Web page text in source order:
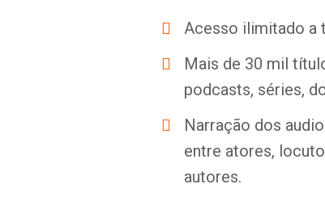
Acesso ilimitado a
Mais de 30 mil
podcasts, séries,
Narração dos
entre atores,
autores.